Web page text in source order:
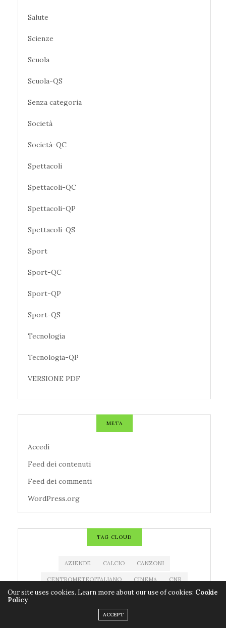
Salute
Scienze
Scuola
Scuola-QS
Senza categoria
Società
Società-QC
Spettacoli
Spettacoli-QC
Spettacoli-QP
Spettacoli-QS
Sport
Sport-QC
Sport-QP
Sport-QS
Tecnologia
Tecnologia-QP
VERSIONE PDF
META
Accedi
Feed dei contenuti
Feed dei commenti
WordPress.org
TAG CLOUD
AZIENDE CALCIO CANZONI
CENTROMETEOITALIANO CINEMA CNR
CODACONS COLDIRETTI CORONAVIRUS
EDITORIA ESTRAZIONE MILLIONDAY
Our site uses cookies. Learn more about our use of cookies: Cookie
Policy
ACCEPT